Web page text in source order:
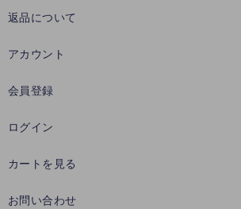
返品について
アカウント
会員登録
ログイン
カートを見る
お問い合わせ